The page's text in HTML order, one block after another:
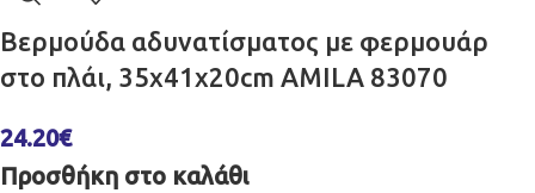
Βερμούδα αδυνατίσματος με φερμουάρ
στο πλάι, 35x41x20cm AMILA 83070
24.20€
Προσθήκη στο καλάθι